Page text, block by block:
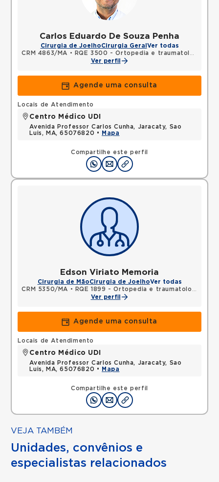
Carlos Eduardo De Souza Penha
Cirurgia de JoelhoCirurgia Geral Ver todas
CRM 4863/MA •
RQE 3500 - Ortopedia e traumatologia
Ver perfil
Agende uma consulta
Compartilhe este perfil
Locais de Atendimento
Centro Médico UDI
Avenida Professor Carlos Cunha, Jaracaty, Sao
Luis, MA, 65076820 •
Mapa
Edson Viriato Memoria
Cirurgia de MãoCirurgia de JoelhoVer todas
CRM 5350/MA • RQE 1899 - Ortopedia e traumatologia
Ver perfil
Agende uma consulta
Compartilhe este perfil
Locais de Atendimento
Centro Médico UDI
Avenida Professor Carlos Cunha, Jaracaty, Sao
Luis, MA, 65076820 •
Mapa
VEJA TAMBÉM
Unidades, convênios e
especialistas relacionados